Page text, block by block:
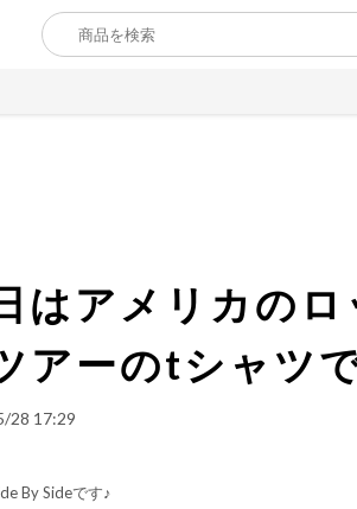
はアメリカの
アーのtシャツ
28 17:29
By Sideです♪